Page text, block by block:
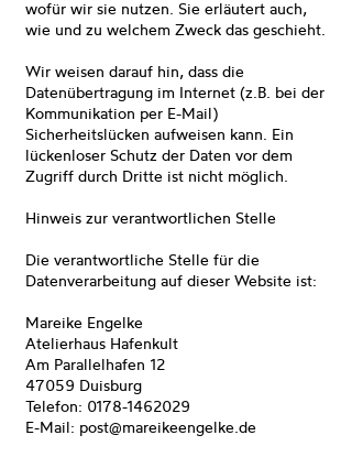
wofür wir sie nutzen. Sie erläutert auch,
wie und zu welchem Zweck das geschieht.
Wir weisen darauf hin, dass die
Datenübertragung im Internet (z.B. bei der
Kommunikation per E-Mail)
Sicherheitslücken aufweisen kann. Ein
lückenloser Schutz der Daten vor dem
Zugriff durch Dritte ist nicht möglich.
Hinweis zur verantwortlichen Stelle
Die verantwortliche Stelle für die
Datenverarbeitung auf dieser Website ist:
Mareike Engelke
Atelierhaus Hafenkult
Am Parallelhafen 12
47059 Duisburg
Telefon: 0178-1462029
E-Mail: post@mareikeengelke.de